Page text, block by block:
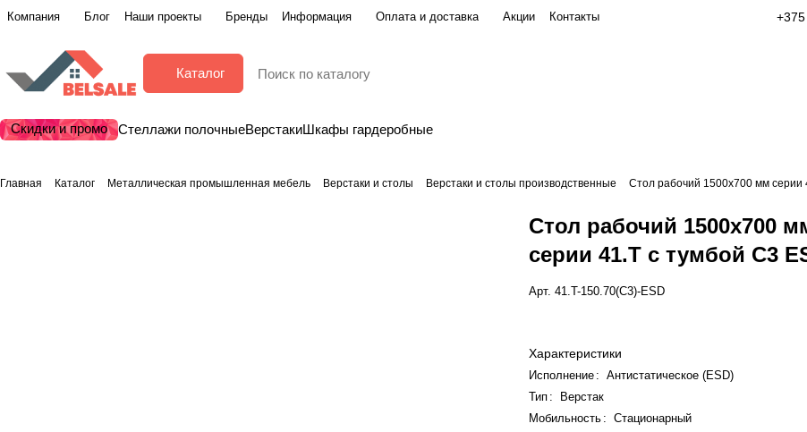
Компания Блог Наши проекты Бренды Информация Оплата и доставка Акции Контакты
Каталог
Скидки и промо Стеллажи полочныеВерстакиШкафы гардеробные
Главная Каталог Металлическая промышленная мебель Верстаки и столы Верстаки и столы производственные Стол рабочий 1500х700 мм серии
Стол рабочий 1500х700
серии 41.Т с тумбой С3
Арт.41.T-150.70(С3)-ESD
Характеристики
Исполнение :
Антистатическое (ESD)
Тип :
Верстак
Мобильность :
Стационарный